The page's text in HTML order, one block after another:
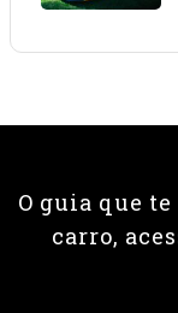
O guia que
carro,